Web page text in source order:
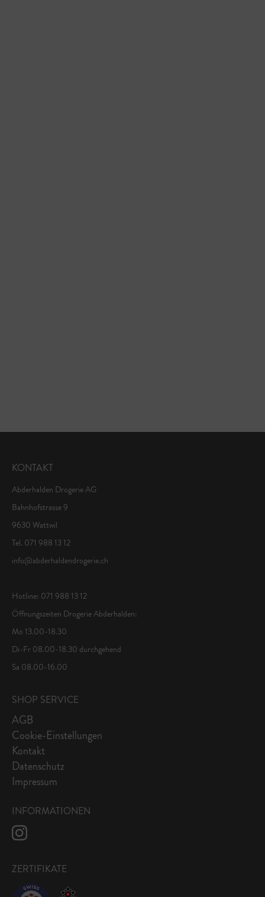
KONTAKT
Abderhalden Drogerie AG
Bahnhofstrasse 9
9630 Wattwil
Tel. 071 988 13 12
info@abderhaldendrogerie.ch
Hotline: 071 988 13 12
Öffnungszeiten Drogerie Abderhalden:
Mo 13.00-18.30
Di-Fr 08.00-18.30 durchgehend
Sa 08.00-16.00
SHOP SERVICE
AGB
Cookie-Einstellungen
Kontakt
Datenschutz
Impressum
INFORMATIONEN
ZERTIFIKATE